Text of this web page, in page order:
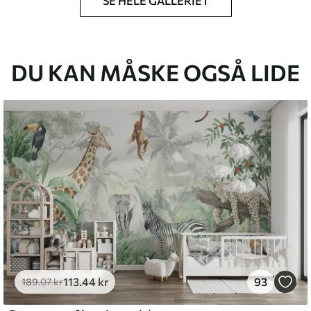
du har angivet, og skæres i identiske
.33269.00kr/m²
and Stick
.67 400
DU KAN MÅSKE OGSÅ LIDE
189.07kr113.44 kr 93